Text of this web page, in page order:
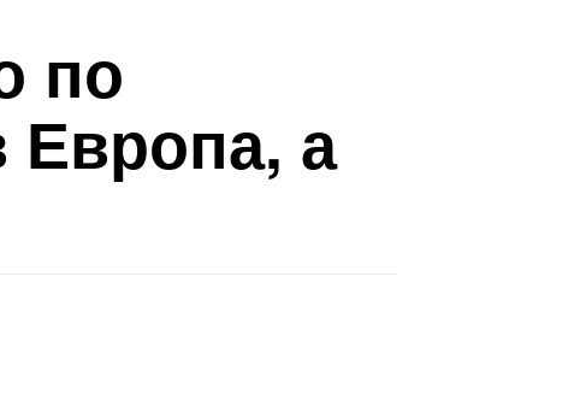
по
Европа, а